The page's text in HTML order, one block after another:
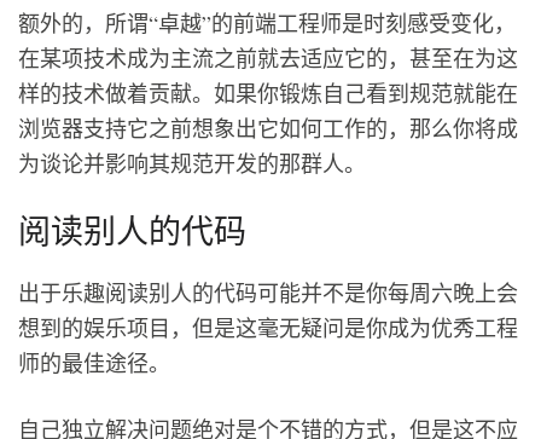
额外的，所谓“卓越”的前端工程师是时刻感受变化，
在某项技术成为主流之前就去适应它的，甚至在为这
样的技术做着贡献。如果你锻炼自己看到规范就能在
浏览器支持它之前想象出它如何工作的，那么你将成
为谈论并影响其规范开发的那群人。
阅读别人的代码
出于乐趣阅读别人的代码可能并不是你每周六晚上会
想到的娱乐项目，但是这毫无疑问是你成为优秀工程
师的最佳途径。
自己独立解决问题绝对是个不错的方式，但是这不应